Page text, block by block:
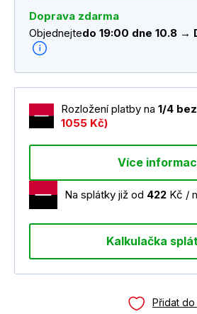
Doprava zdarma
Objednejtedo 19:00 dne 10.8 →
Rozložení platby na 1/4
1055 Kč)
Více
Na splátky již od 422 Kč /
Kalkulačka
Přidat do